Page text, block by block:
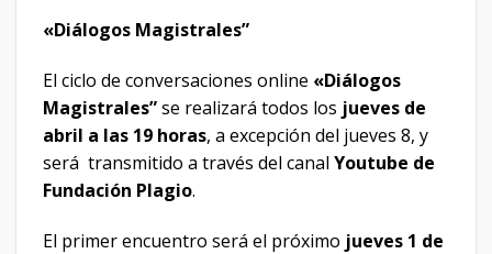
«Diálogos Magistrales”
El ciclo de conversaciones online «Diálogos
Magistrales”se realizará todos los jueves de
abril a las 19 horas, a excepción del jueves 8, y
será transmitido a través del canal Youtube de
Fundación Plagio.
El primer encuentro será el próximo jueves 1 de